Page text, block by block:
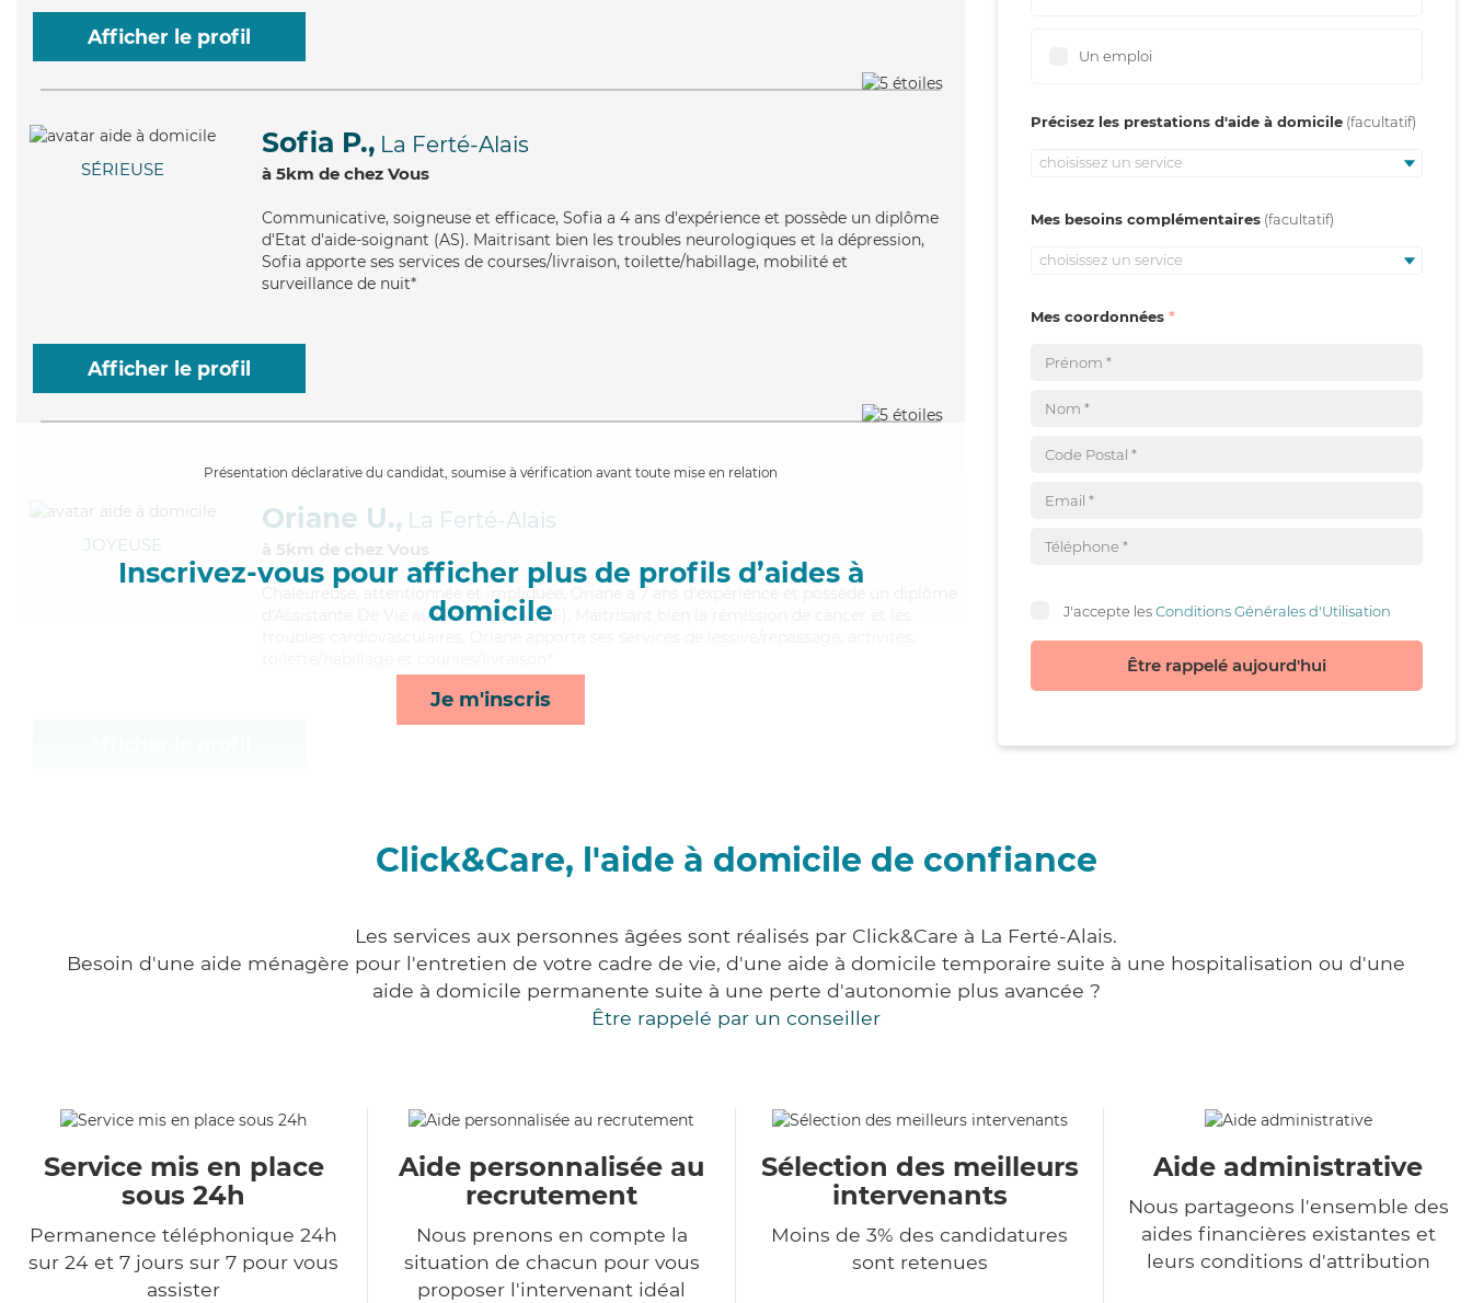
Afficher le profil
SÉRIEUSE
Sofia P., La Ferté-Alais
à 5km de chez Vous
Communicative, soigneuse et efficace, Sofia a 4 ans d'expérience et possède un diplôme
d'Etat d'aide-soignant (AS). Maitrisant bien les troubles neurologiques et la dépression,
Sofia apporte ses services de courses/livraison, toilette/habillage, mobilité et
surveillance de nuit*
Afficher le profil
Présentation déclarative du candidat, soumise à vérification avant toute mise en relation
Inscrivez-vous pour afficher plus de profils d’aides à
domicile
Je m'inscris
JOYEUSE
Oriane U., La Ferté-Alais
à 5km de chez Vous
Chaleureuse
, attentionnée et impliquée, Oriane a 7 ans d'expérience et possède un diplôme
d'Assistante De Vie aux Familles (ADVF). Maitrisant bien la rémission de cancer et les
Un emploi
Précisez les prestations d'aide à domicile
choisissez un service
Mes besoins complémentaires
choisissez un service
Mes coordonnées
J'accepte lesConditions Générales d'Utilisation
Être rappelé aujourd'hui
Click&Care, l'aide à domicile de confiance
Les services aux personnes âgées sont réalisés par Click&Care à La Ferté-Alais.
Besoin d'une aide ménagère pour l'entretien de votre cadre de vie, d'une aide à domicile temporaire suite à une hospitalisation ou d'une
aide à domicile permanente suite à une perte d'autonomie plus avancée ?
Être rappelé par un conseiller
Service mis en place
sous 24h
Permanence téléphonique 24h
sur 24 et 7 jours sur 7 pour vous
assister
Aide personnalisée au
recrutement
Nous prenons en compte la
situation de chacun pour vous
proposer l'intervenant idéal
Sélection des meilleurs
intervenants
Moins de 3% des candidatures
sont retenues
Aide administrative
Nous partageons l'ensemble des
aides financières existantes et
leurs conditions d'attribution